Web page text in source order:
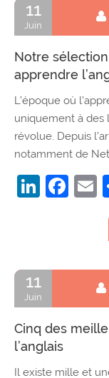
11
Juin
Notre
apprendre
L’époque où
uniquement à des
révolue. Depuis
notamment de
11
Juin
Cinq des
l’anglais
Il existe mille et